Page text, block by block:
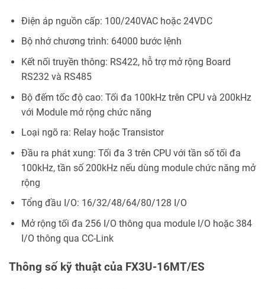
Điện áp nguồn cấp: 100/240VAC hoặc 24VDC
Bộ nhớ chương trình: 64000 bước lệnh
Kết nối truyền thông: RS422, hỗ trợ mở rộng Board
RS232 và RS485
Bộ đếm tốc độ cao: Tối đa 100kHz trên CPU và 200kHz
với Module mở rộng chức năng
Loại ngõ ra: Relay hoặc Transistor
Đầu ra phát xung: Tối đa 3 trên CPU với tần số tối đa
100kHz, tần số 200kHz nếu dùng module chức năng mở
rộng
Tổng đầu I/O: 16/32/48/64/80/128 I/O
Mở rộng tối đa 256 I/O thông qua module I/O hoặc 384
I/O thông qua CC-Link
Thông số kỹ thuật của FX3U-16MT/ES